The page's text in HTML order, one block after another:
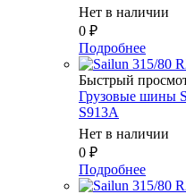
Нет в наличии
0 ₽
Подробнее
Быстрый
Грузовые шины
S913A
Нет в наличии
0 ₽
Подробнее